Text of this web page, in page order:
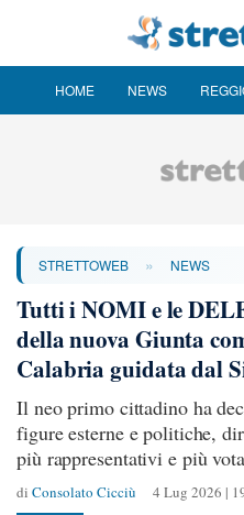
HOME NEWS
STRETTOWEB » NEWS
Tutti i NOMI e le
della nuova Giunta
Calabria guidata dal
Il neo primo cittadino ha
figure esterne e politiche,
più rappresentativi e più
di Consolato Cicciù 4 Lug 2026 |